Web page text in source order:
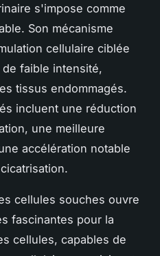
s'impose comme
Son mécanisme
cellulaire ciblée
faible intensité,
tissus endommagés.
incluent une réduction
une meilleure
accélération notable
cellules souches ouvre
fascinantes pour la
cellules, capables de